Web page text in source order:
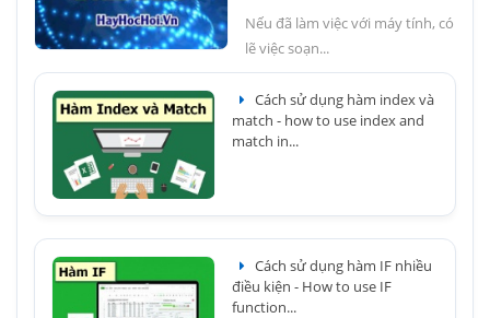
Nếu đã làm việc với máy tính, có
lẽ việc soạn...
Cách sử dụng hàm index và
match - how to use index and
match in...
Cách sử dụng hàm IF nhiều
điều kiện - How to use IF
function...